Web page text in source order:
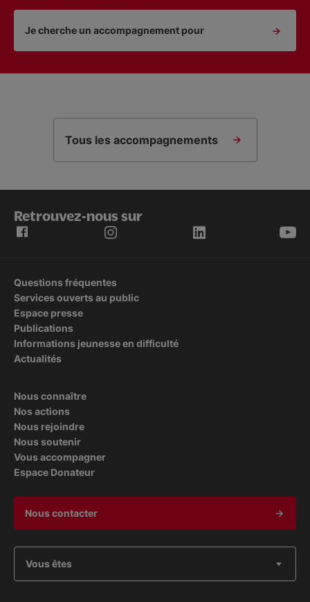
Je cherche un accompagnement pour
Tous les accompagnements
Retrouvez-nous sur
Questions fréquentes
Services ouverts au public
Espace presse
Publications
Informations jeunesse en difficulté
Actualités
Nous connaître
Nos actions
Nous rejoindre
Nous soutenir
Vous accompagner
Espace Donateur
Nous contacter
Vous êtes